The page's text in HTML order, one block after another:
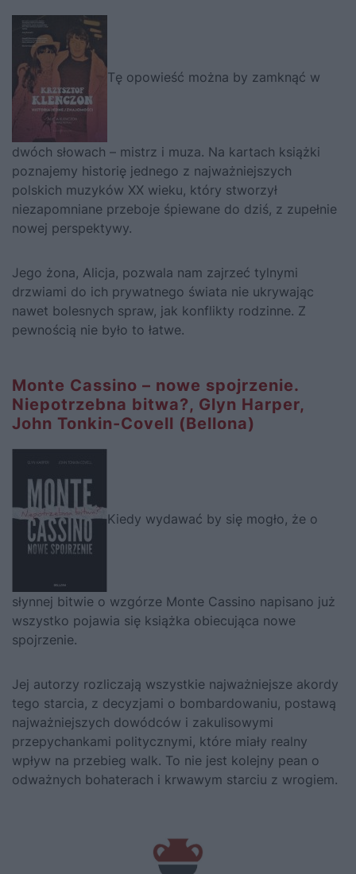
Tę opowieść można by zamknąć w
dwóch słowach – mistrz i muza. Na kartach książki
poznajemy historię jednego z najważniejszych
polskich muzyków XX wieku, który stworzył
niezapomniane przeboje śpiewane do dziś, z zupełnie
nowej perspektywy.
Jego żona, Alicja, pozwala nam zajrzeć tylnymi
drzwiami do ich prywatnego świata nie ukrywając
nawet bolesnych spraw, jak konflikty rodzinne. Z
pewnością nie było to łatwe.
Monte Cassino – nowe spojrzenie.
Niepotrzebna bitwa?, Glyn Harper,
John Tonkin-Covell (Bellona)
Kiedy wydawać by się mogło, że o
słynnej bitwie o wzgórze Monte Cassino napisano już
wszystko pojawia się książka obiecująca nowe
spojrzenie.
Jej autorzy rozliczają wszystkie najważniejsze akordy
tego starcia, z decyzjami o bombardowaniu, postawą
najważniejszych dowódców i zakulisowymi
przepychankami politycznymi, które miały realny
wpływ na przebieg walk. To nie jest kolejny pean o
odważnych bohaterach i krwawym starciu z wrogiem.